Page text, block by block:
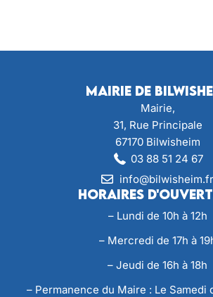
Mairie de
Mairie,
31, Rue Principale
67170 Bilwisheim
03 88 51 24 67
info@bilwisheim.fr
Horaires
– Lundi de 10h à 12h
– Mercredi de 17h à
– Jeudi de 16h à 18h
– Permanence du Maire : Le Samedi